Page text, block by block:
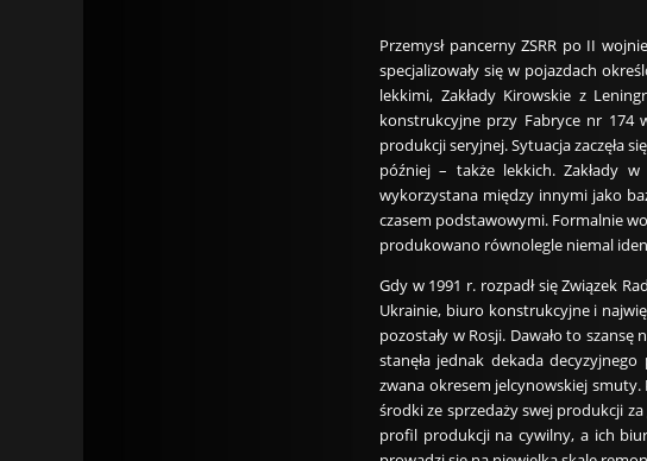
Przemysł pancerny ZSRR po II
specjalizowały się w pojazdach
lekkimi, Zakłady Kirowskie z
konstrukcyjne przy Fabryce nr 174
produkcji seryjnej. Sytuacja zaczęła
później – także lekkich. Zakłady
wykorzystana między innymi jako
czasem podstawowymi. Formalnie
produkowano równolegle niemal
Gdy w 1991 r. rozpadł się Związek
Ukrainie, biuro konstrukcyjne i
pozostały w Rosji. Dawało to
stanęła jednak dekada
zwana okresem jelcynowskiej smuty.
środki ze sprzedaży swej produkcji
profil produkcji na cywilny, a ich